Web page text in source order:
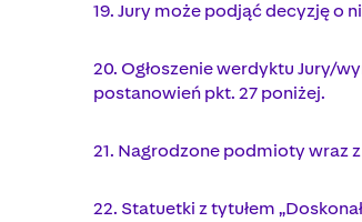
19. Jury może podjąć decyzję o
20. Ogłoszenie werdyktu Jury/
postanowień pkt. 27 poniżej.
21. Nagrodzone podmioty wraz
22. Statuetki z tytułem